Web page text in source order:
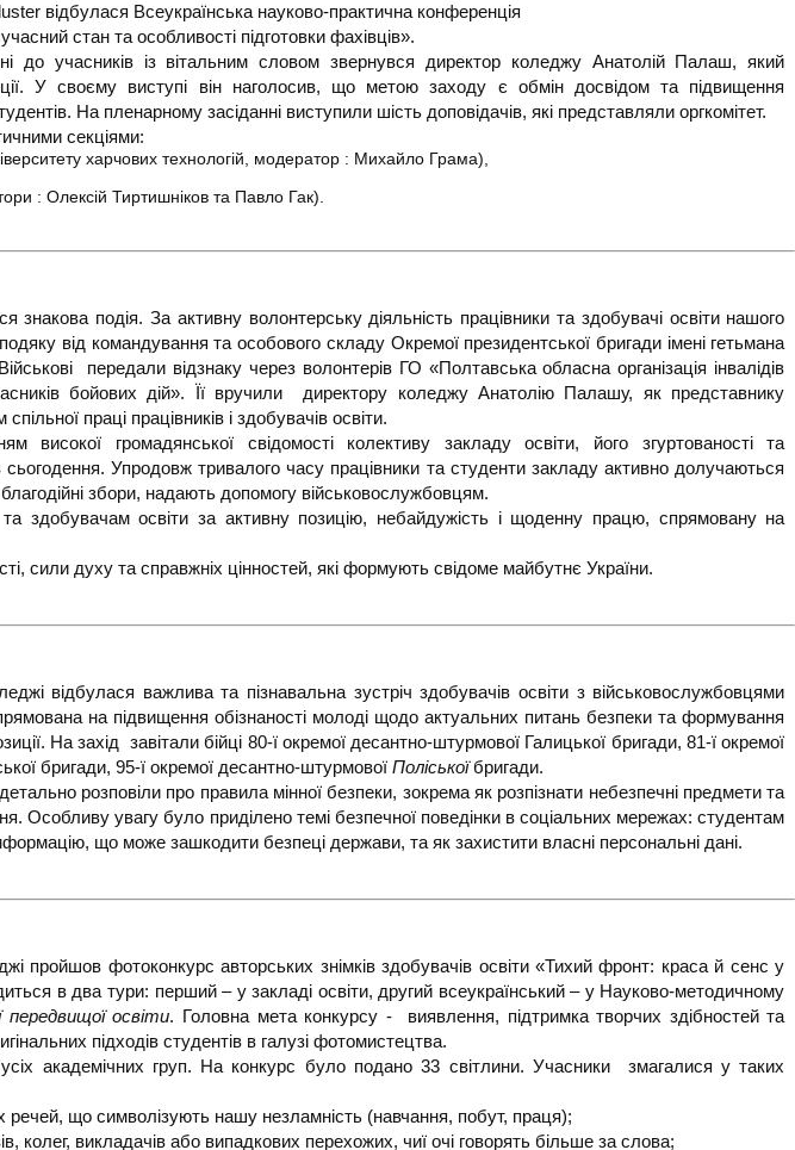
відбулася Всеукраїнська науково-практична конференція
стан та особливості підготовки фахівців».
до учасників із вітальним словом звернувся директор коледжу Анатолій Палаш, який
У своєму виступі він наголосив, що метою заходу є обмін досвідом та підвищення
На пленарному засіданні виступили шість доповідачів, які представляли оргкомітет.
секціями:
харчових технологій, модератор : Михайло Грама),
: Олексій Тиртишніков та Павло Гак).
знакова подія. За активну волонтерську діяльність працівники та здобувачі освіти нашого
від командування та особового складу Окремої президентської бригади імені гетьмана
передали відзнаку через волонтерів ГО «Полтавська обласна організація інвалідів
бойових дій». Її вручили директору коледжу Анатолію Палашу, як представнику
праці працівників і здобувачів освіти.
високої громадянської свідомості колективу закладу освіти, його згуртованості та
сьогодення. Упродовж тривалого часу працівники та студенти закладу активно долучаються
благодійні збори, надають допомогу військовослужбовцям.
здобувачам освіти за активну позицію, небайдужість і щоденну працю, спрямовану на
сили духу та справжніх цінностей, які формують свідоме майбутнє України.
відбулася важлива та пізнавальна зустріч здобувачів освіти з військовослужбовцями
на підвищення обізнаності молоді щодо актуальних питань безпеки та формування
На захід завітали бійці 80-ї окремої десантно-штурмової Галицької бригади, 81-ї окремої
бригади, 95-ї окремої десантно-штурмовоїПоліськоїбригади.
детально розповіли про правила мінної безпеки, зокрема як розпізнати небезпечні предмети та
Особливу увагу було приділено темі безпечної поведінки в соціальних мережах: студентам
що може зашкодити безпеці держави, та як захистити власні персональні дані.
пройшов фотоконкурс авторських знімків здобувачів освіти «Тихий фронт: краса й сенс у
в два тури: перший – у закладі освіти, другий всеукраїнський – у Науково-методичному
освіти. Головна мета конкурсу - виявлення, підтримка творчих здібностей та
підходів студентів в галузі фотомистецтва.
академічних груп. На конкурс було подано 33 світлини. Учасники змагалися у таких
речей, що символізують нашу незламність (навчання, побут, праця);
колег, викладачів або випадкових перехожих, чиї очі говорять більше за слова;